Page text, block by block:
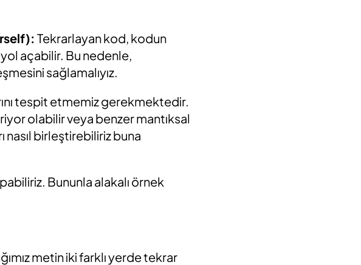
Tekrarlayan kod, kodun
yol açabilir. Bu nedenle,
sağlamalıyız.
tespit etmemiz gerekmektedir.
olabilir veya benzer mantıksal
nasıl birleştirebiliriz buna
Bununla alakalı örnek
metin iki farklı yerde tekrar